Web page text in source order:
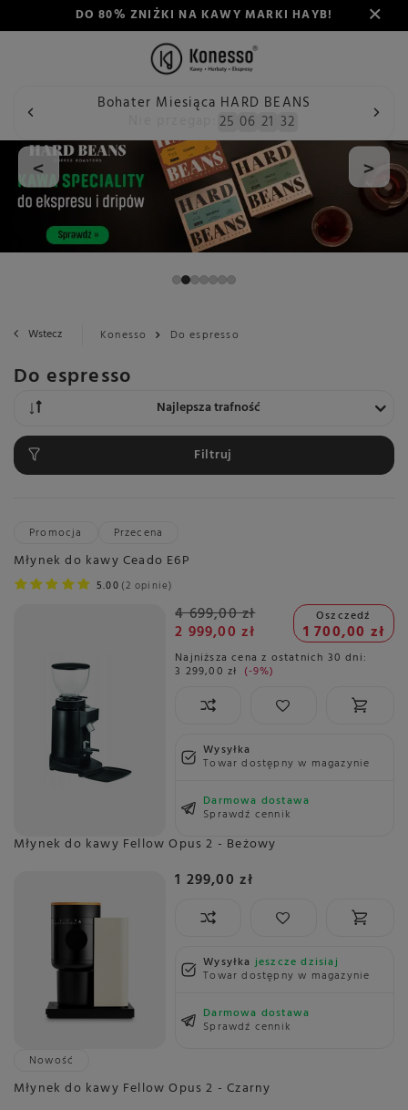
DO 80% ZNIŻKI NA KAWY MARKI HAYB!
Bohater Miesiąca HARD BEANS
25 06 21 31
< >
Wstecz Konesso Do espresso
Do espresso
Zmień sortowanie
Najlepsza trafność
Filtruj
Promocja Przecena
Młynek do kawy Ceado E6P
5.00 2 opinie
4 699,00 zł
2 999,00 zł
Oszczedź
1 700,00 zł
Najniższa cena z ostatnich 30 dni:
3 299,00 zł -9%
Wysyłka
Towar dostępny w magazynie
Darmowa dostawa
Sprawdź cennik
Młynek do kawy Fellow Opus 2 - Beżowy
1 299,00 zł
Wysyłkajeszcze dzisiaj
Towar dostępny w magazynie
Darmowa dostawa
Sprawdź cennik
Nowość
Młynek do kawy Fellow Opus 2 - Czarny